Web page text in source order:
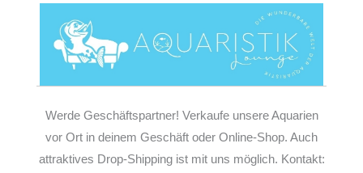
Werde Geschäftspartner! Verkaufe unsere Aquarien
vor Ort in deinem Geschäft oder Online-Shop. Auch
attraktives Drop-Shipping ist mit uns möglich. Kontakt: